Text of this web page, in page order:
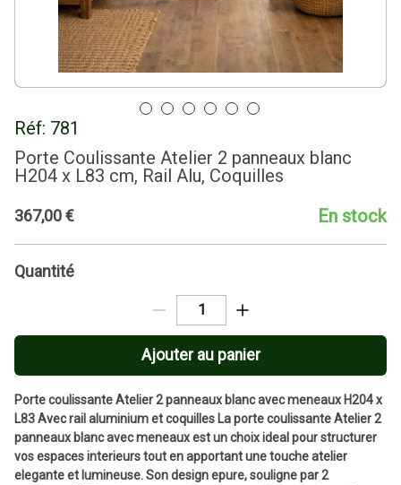
Réf: 781
Porte Coulissante Atelier 2 panneaux blanc
H204 x L83 cm, Rail Alu, Coquilles
367,00€ En stock
Quantité
Ajouter au panier
Porte coulissante Atelier 2 panneaux blanc avec meneaux H204 x
L83 Avec rail aluminium et coquilles La porte coulissante Atelier 2
panneaux blanc avec meneaux est un choix ideal pour structurer
vos espaces interieurs tout en apportant une touche atelier
elegante et lumineuse. Son design epure, souligne par 2